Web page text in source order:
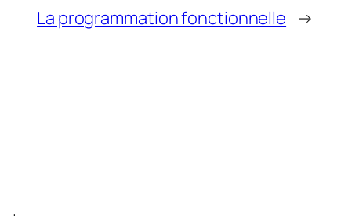
La programmation fonctionnelle →